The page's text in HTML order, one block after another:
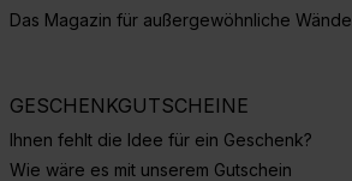
Das Magazin für außergewöhnliche Wände
GESCHENKGUTSCHEINE
Ihnen fehlt die Idee für ein Geschenk?
Wie wäre es mit unserem Gutschein